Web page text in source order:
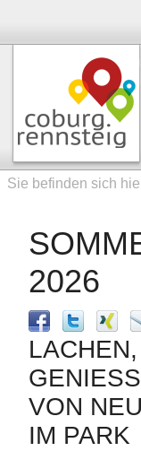
Sie befinden sich
2026
ON
M PARK